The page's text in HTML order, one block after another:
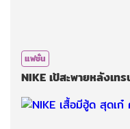
แฟชั่น
NIKE​ เป้สะพายหลังเท